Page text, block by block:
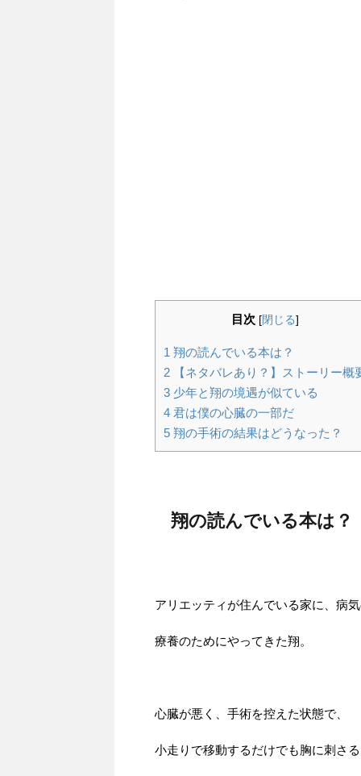
目次 [閉じる]
1 翔の読んでいる本は？
2 【ネタバレあり？】ストーリー概
3 少年と翔の境遇が似ている
4 君は僕の心臓の一部だ
5 翔の手術の結果はどうなった？
翔の読んでいる本は？
アリエッティが住んでいる家に、病
療養のためにやってきた翔。
心臓が悪く、手術を控えた状態で、
小走りで移動するだけでも胸に刺さる